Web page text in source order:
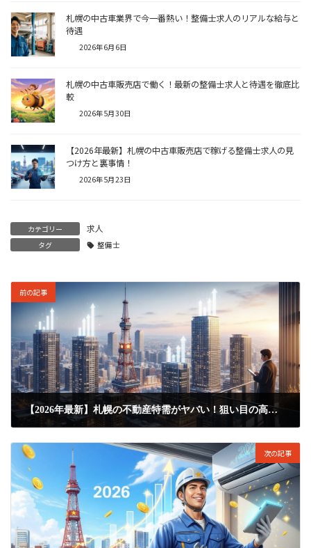
札幌の中古車業界で今一番熱い！整備士求人のリアルな給与と
待遇
2026年6月6日
札幌の中古車販売店で働く！最新の整備士求人と待遇を徹底比
較
2026年5月30日
【2026年最新】札幌の中古車販売店で稼げる整備士求人の見
つけ方と裏事情！
2026年5月23日
カテゴリー 求人
タグ 整備士
前の記事
【2026年最新】札幌の不動産特需がヤバい！狙い目の高収入求人と移住のリアル
次の記事